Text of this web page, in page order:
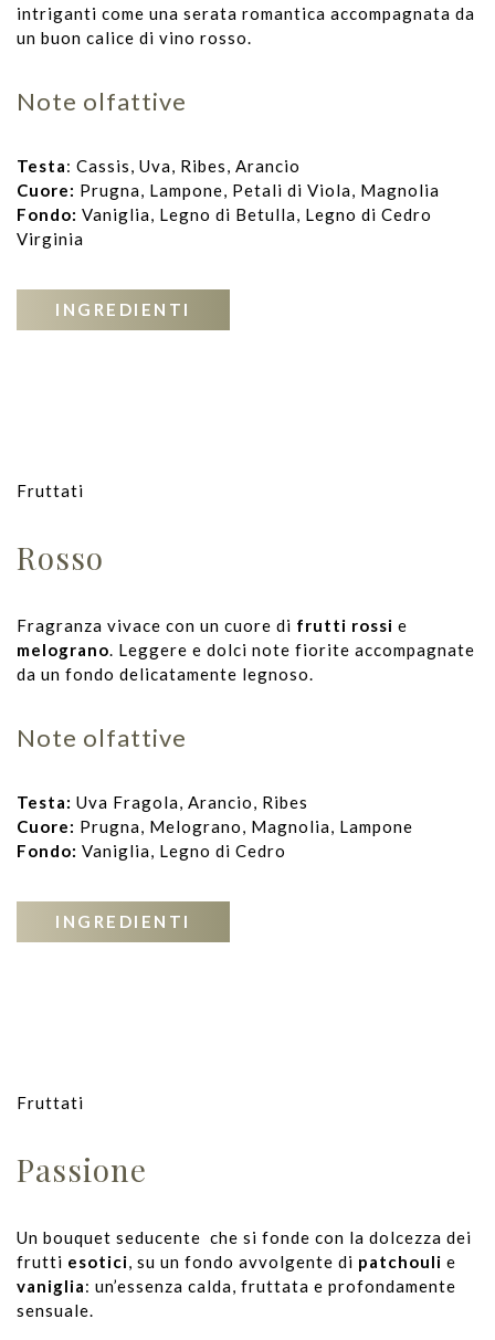
intriganti come una serata romantica accompagnata da
un buon calice di vino rosso.
Note olfattive
Testa: Cassis, Uva, Ribes, Arancio
Cuore: Prugna, Lampone, Petali di Viola, Magnolia
Fondo: Vaniglia, Legno di Betulla, Legno di Cedro
Virginia
INGREDIENTI
Fruttati
Rosso
Fragranza vivace con un cuore di frutti rossi e
melograno . Leggere e dolci note fiorite accompagnate
da un fondo delicatamente legnoso.
Note olfattive
Testa: Uva Fragola, Arancio, Ribes
Cuore: Prugna, Melograno, Magnolia, Lampone
Fondo: Vaniglia, Legno di Cedro
INGREDIENTI
Fruttati
Passione
Un bouquet seducente che si fonde con la dolcezza dei
frutti esotici , su un fondo avvolgente di patchouli e
vaniglia: un’essenza calda, fruttata e profondamente
sensuale.